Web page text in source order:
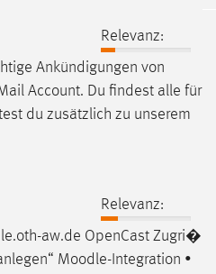
Relevanz:
Ankündigungen von
Account. Du findest alle für
du zusätzlich zu unserem
Relevanz:
.oth-aw.de OpenCast Zugri�
Moodle-Integration •